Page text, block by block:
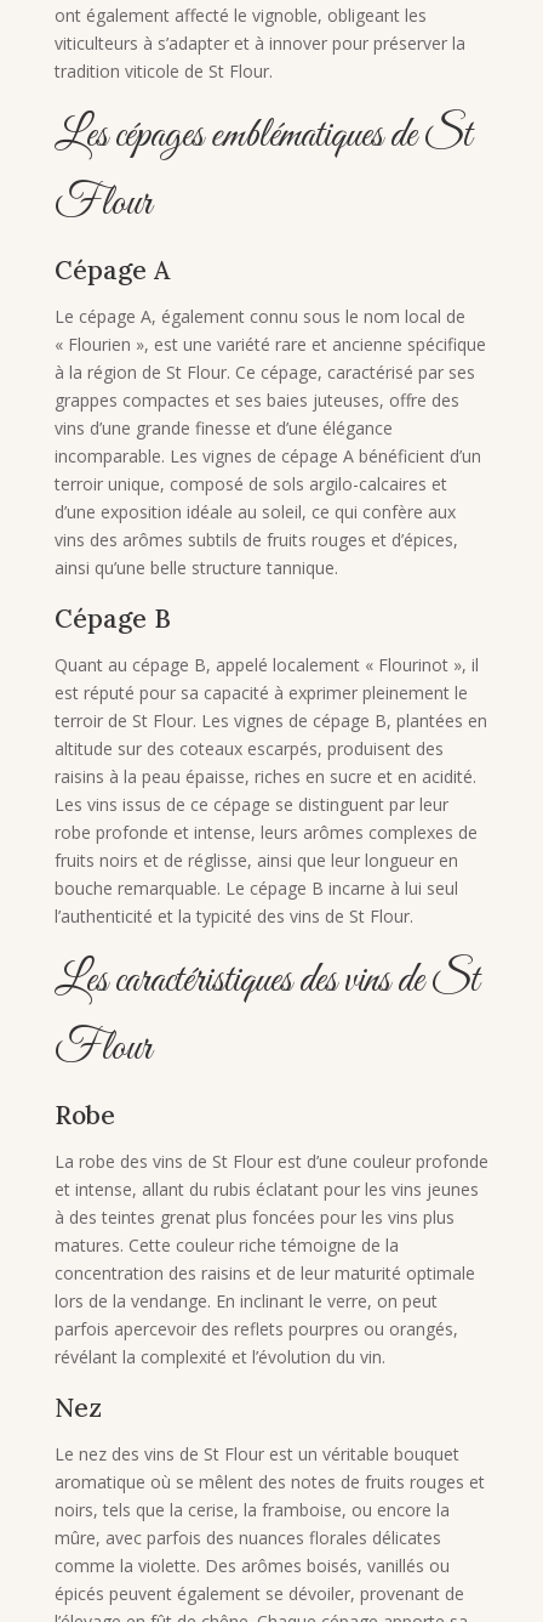
ont également affecté le vignoble, obligeant les
viticulteurs à s’adapter et à innover pour préserver la
tradition viticole de St Flour.
Les cépages emblématiques de St
Flour
Cépage A
Le cépage A, également connu sous le nom local de
« Flourien », est une variété rare et ancienne spécifique
à la région de St Flour. Ce cépage, caractérisé par ses
grappes compactes et ses baies juteuses, offre des
vins d’une grande finesse et d’une élégance
incomparable. Les vignes de cépage A bénéficient d’un
terroir unique, composé de sols argilo-calcaires et
d’une exposition idéale au soleil, ce qui confère aux
vins des arômes subtils de fruits rouges et d’épices,
ainsi qu’une belle structure tannique.
Cépage B
Quant au cépage B, appelé localement « Flourinot », il
est réputé pour sa capacité à exprimer pleinement le
terroir de St Flour. Les vignes de cépage B, plantées en
altitude sur des coteaux escarpés, produisent des
raisins à la peau épaisse, riches en sucre et en acidité.
Les vins issus de ce cépage se distinguent par leur
robe profonde et intense, leurs arômes complexes de
fruits noirs et de réglisse, ainsi que leur longueur en
bouche remarquable. Le cépage B incarne à lui seul
l’authenticité et la typicité des vins de St Flour.
Les caractéristiques des vins de St
Flour
Robe
La robe des vins de St Flour est d’une couleur profonde
et intense, allant du rubis éclatant pour les vins jeunes
à des teintes grenat plus foncées pour les vins plus
matures. Cette couleur riche témoigne de la
concentration des raisins et de leur maturité optimale
lors de la vendange. En inclinant le verre, on peut
parfois apercevoir des reflets pourpres ou orangés,
révélant la complexité et l’évolution du vin.
Nez
Le nez des vins de St Flour est un véritable bouquet
aromatique où se mêlent des notes de fruits rouges et
noirs, tels que la cerise, la framboise, ou encore la
mûre, avec parfois des nuances florales délicates
comme la violette. Des arômes boisés, vanillés ou
épicés peuvent également se dévoiler, provenant de